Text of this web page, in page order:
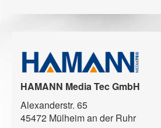
HAMANN Media Tec GmbH
Alexanderstr. 65
45472 Mülheim an der Ruhr